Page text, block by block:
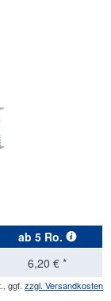
ab 5 Ro.
6,20 € *
ggf. zzgl. Versandkosten